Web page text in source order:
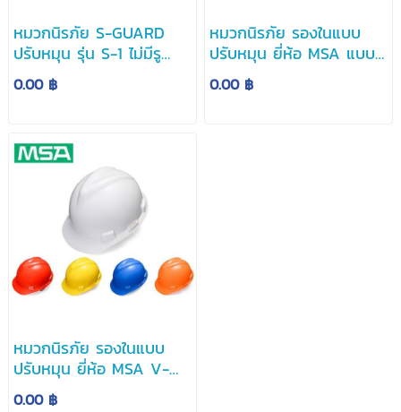
หมวกนิรภัย S-GUARD
ปรับหมุน รุ่น S-1 ไม่มีรู
ระบาย
0.00 ฿
หมวกนิรภัย รองในแบบ
ปรับหมุน ยี่ห้อ MSA แบบ
ปีกรอบ V-Guard
0.00 ฿
หมวกนิรภัย รองในแบบ
ปรับหมุน ยี่ห้อ MSA V-
Guard
0.00 ฿